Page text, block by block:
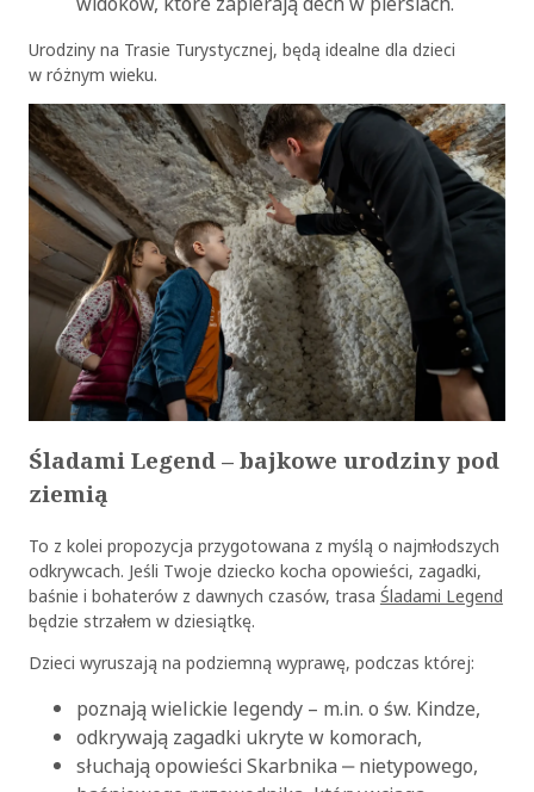
Urodziny na Trasie Turystycznej, będą idealne dla dzieci
w różnym wieku.
Śladami Legend – bajkowe urodziny pod
ziemią
To z kolei propozycja przygotowana z myślą o najmłodszych
odkrywcach. Jeśli Twoje dziecko kocha opowieści, zagadki,
baśnie i bohaterów z dawnych czasów, trasa Śladami Legend
będzie strzałem w dziesiątkę.
Dzieci wyruszają na podziemną wyprawę, podczas której:
poznają wielickie legendy – m.in. o św. Kindze,
odkrywają zagadki ukryte w komorach,
słuchają opowieści Skarbnika ‒ nietypowego,